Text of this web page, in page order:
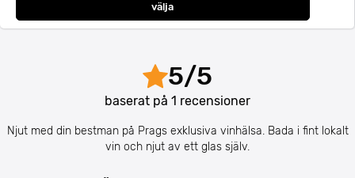
välja
5/5
baserat på 1 recensioner
Njut med din bestman på Prags exklusiva vinhälsa. Bada i fint lokalt
vin och njut av ett glas själv.